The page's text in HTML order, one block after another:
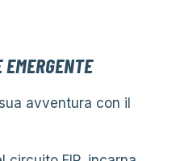
avventura con il